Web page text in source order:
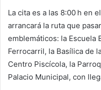
La cita es a las 8:00 h en
arrancará la ruta que
emblemáticos: la Escuela
Ferrocarril, la Basílica de
Centro Piscícola, la
Palacio Municipal, con